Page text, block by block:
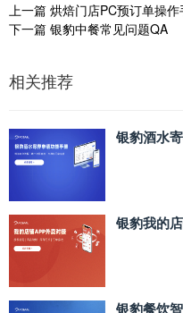
上一篇 烘焙门店PC预订单操作
下一篇 银豹中餐常见问题QA
相关推荐
银豹酒水
银豹我的
银豹餐饮